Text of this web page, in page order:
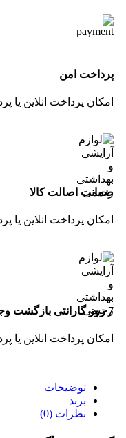
پرداخت امن
امکان پرداخت انلاین
ضمانت اصالت کالا
امکان پرداخت انلاین
7 روز گارانتی بازگشت وجه
امکان پرداخت انلاین
توضیحات
برند
نظرات (0)